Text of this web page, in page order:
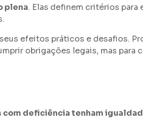
plena. Elas definem critérios para
efeitos práticos e desafios.
obrigações legais, mas para
deficiência tenham